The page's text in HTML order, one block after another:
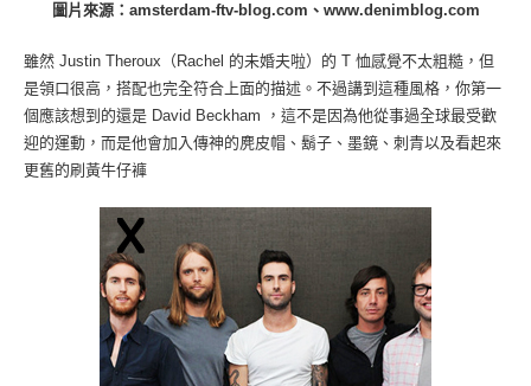
圖片來源：amsterdam-ftv-blog.com、www.denimblog.com
雖然 Justin Theroux（Rachel 的未婚夫啦）的 T 恤感覺不太粗糙，但
是領口很高，搭配也完全符合上面的描述。不過講到這種風格，你第一
個應該想到的還是 David Beckham ，這不是因為他從事過全球最受歡
迎的運動，而是他會加入傳神的麂皮帽、鬍子、墨鏡、刺青以及看起來
更舊的刷黃牛仔褲